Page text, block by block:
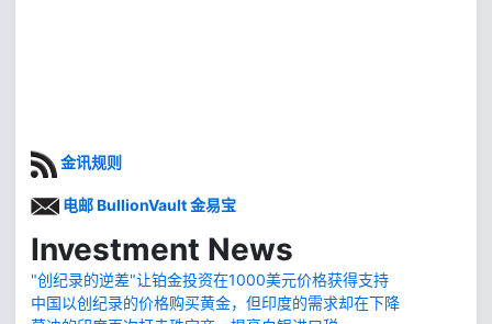
金讯规则
电邮 BullionVault 金易宝
Investment News
"创纪录的逆差"让铂金投资在1000美元价格获得支持
中国以创纪录的价格购买黄金，但印度的需求却在下降